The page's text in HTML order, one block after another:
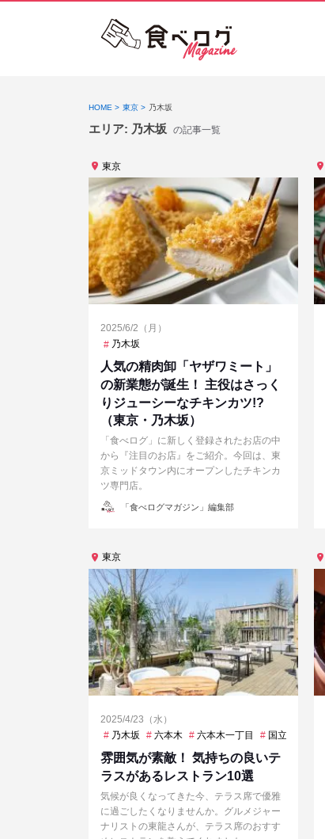
HOME 東京 乃木坂
エリア: 乃木坂 の記事一覧
東京
2025/6/2（月）
乃木坂
人気の精肉卸「ヤザワミート」
の新業態が誕生！ 主役はさっく
りジューシーなチキンカツ!?
（東京・乃木坂）
「食べログ」に新しく登録されたお店の中
から『注目のお店』をご紹介。今回は、東
京ミッドタウン内にオープンしたチキンカ
ツ専門店。
投「食べログマガジン」編集部
東京
2025/4/23（水）
乃木坂
六本木 六本木一丁目 国立競技場
雰囲気が素敵！ 気持ちの良いテ
ラスがあるレストラン10選
気候が良くなってきた今、テラス席で優雅
に過ごしたくなりませんか。グルメジャー
ナリストの東龍さんが、テラス席のおすす